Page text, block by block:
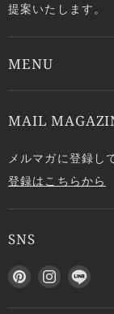
提案いたします。
MENU
MAIL
メルマガに登録し
登録はこちらから
SNS
P
n
I
s
L
N